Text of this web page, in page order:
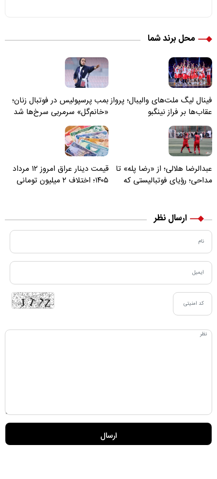
محل برند شما
فینال لیگ ملت‌های والیبال؛ پرواز
عقاب‌ها بر فراز نینگبو
بمب پرسپولیس در فوتبال زنان؛
«خانم‌گل» سرمربی سرخ‌ها شد
عبدالرضا هلالی؛ از «رضا پله» تا
مداحی؛ رؤیای فوتبالیستی که
قیمت دینار عراق امروز ۱۲ مرداد
۱۴۰۵؛ اختلاف ۲ میلیون تومانی
ارسال نظر